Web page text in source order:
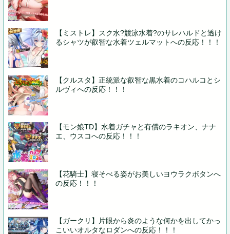
【ミストレ】スク水?競泳水着?のサレハルドと透け
るシャツが叡智な水着ツェルマットへの反応！！！
【クルスタ】正統派な叡智な黒水着のコハルコとシ
ルヴィへの反応！！！
【モン娘TD】水着ガチャと有償のラキオン、ナナ
エ、ウスコへの反応！！！
【花騎士】寝そべる姿がお美しいヨウラクボタンへ
の反応！！！
【ガークリ】片眼から炎のような何かを出してかっ
こいいオルタなロダンへの反応！！！